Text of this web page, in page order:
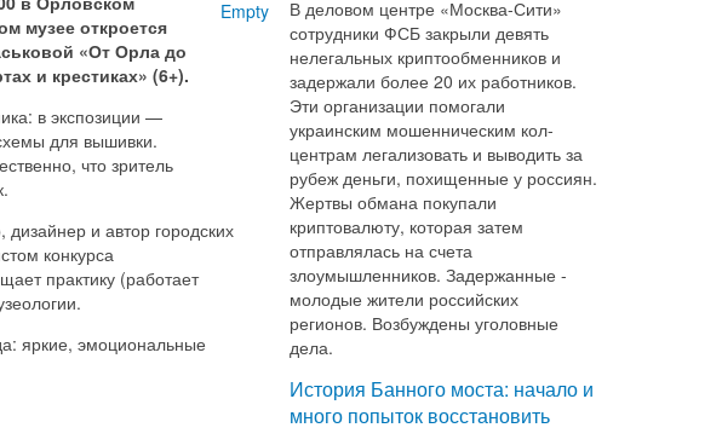
Empty
музее откроется
«От Орла до
и крестиках» (6+).
в экспозиции —
для вышивки.
что зритель
и автор городских
конкурса
практику (работает
яркие, эмоциональные
В деловом центре «Москва-Сити»
сотрудники ФСБ закрыли девять
нелегальных криптообменников и
задержали более 20 их работников.
Эти организации помогали
украинским мошенническим кол-
центрам легализовать и выводить за
рубеж деньги, похищенные у россиян.
Жертвы обмана покупали
криптовалюту, которая затем
отправлялась на счета
злоумышленников. Задержанные -
молодые жители российских
регионов. Возбуждены уголовные
дела.
История Банного моста: начало и
много попыток восстановить